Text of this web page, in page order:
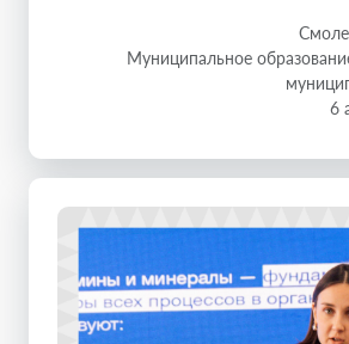
Муниципальное
6